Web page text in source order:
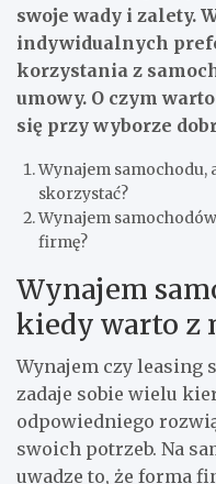
swoje wady i zalety.
indywidualnych
korzystania z
umowy. O czym
się przy wyborze
Wynajem samochodu,
skorzystać?
Wynajem
firmę?
Wynajem
kiedy warto z
Wynajem czy leasing
zadaje sobie wielu
odpowiedniego
swoich potrzeb. Na
uwadze to, że forma